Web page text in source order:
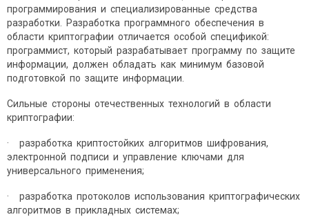
программирования и специализированные средства
разработки. Разработка программного обеспечения в
области криптографии отличается особой спецификой:
программист, который разрабатывает программу по защите
информации, должен обладать как минимум базовой
подготовкой по защите информации.
Сильные стороны отечественных технологий в области
криптографии:
· разработка криптостойких алгоритмов шифрования,
электронной подписи и управление ключами для
универсального применения;
· разработка протоколов использования криптографических
алгоритмов в прикладных системах;